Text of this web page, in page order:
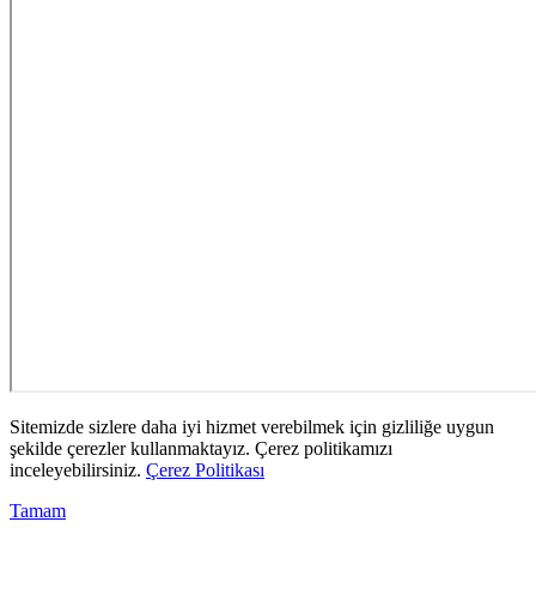
Sitemizde sizlere daha iyi hizmet verebilmek için gizliliğe uygun
şekilde çerezler kullanmaktayız. Çerez politikamızı
inceleyebilirsiniz. Çerez Politikası
Tamam